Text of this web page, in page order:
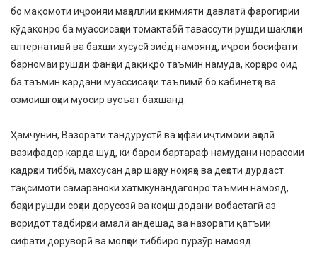
бо мақомоти иҷроияи маҳаллии ҳокимияти давлатӣ фарогирии
кӯдаконро ба муассисаҳои томактабӣ тавассути рушди шаклҳои
алтернативӣ ва бахши хусусӣ зиёд намоянд, иҷрои босифати
барномаи рушди фанҳои дақиқро таъмин намуда, корҳоро оид
ба таъмин кардани муассисаҳои таълимӣ бо кабинетҳо ва
озмоишгоҳҳои муосир вусъат бахшанд.
Ҳамчунин, Вазорати тандурустӣ ва ҳифзи иҷтимоии аҳолӣ
вазифадор карда шуд, ки барои бартараф намудани норасоии
кадрҳои тиббӣ, махсусан дар шаҳру ноҳияҳо ва деҳоти дурдаст
тақсимоти самараноки хатмкунандагонро таъмин намояд,
баҳри рушди соҳаи дорусозӣ ва коҳиш додани вобастагӣ аз
воридот тадбирҳои амалӣ андешад ва назорати қатъии
сифати доруворӣ ва молҳои тиббиро пурзӯр намояд.